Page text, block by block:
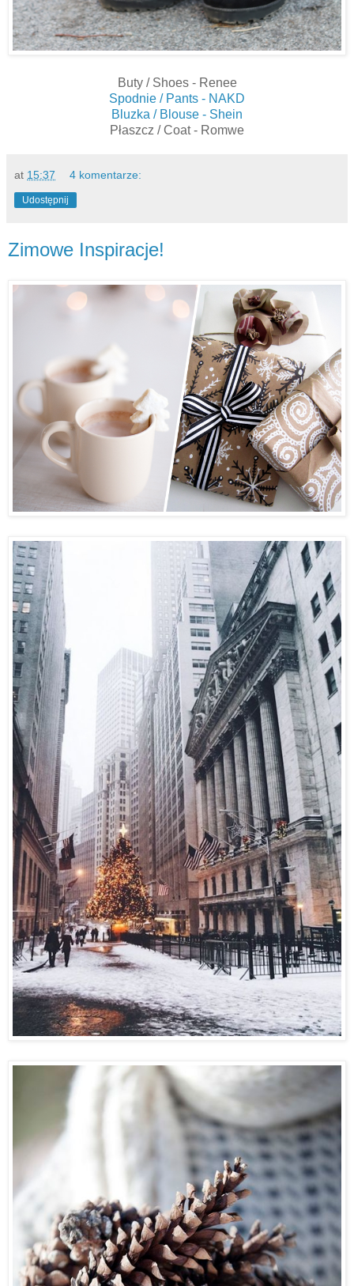
Buty / Shoes - Renee
Spodnie / Pants - NAKD
Bluzka / Blouse - Shein
Płaszcz / Coat - Romwe
at 15:37 4 komentarze:
Udostępnij
Zimowe Inspiracje!